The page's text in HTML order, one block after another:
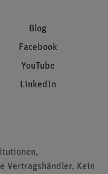
Blog
Facebook
YouTube
LinkedIn
Vertragshändler. Kein